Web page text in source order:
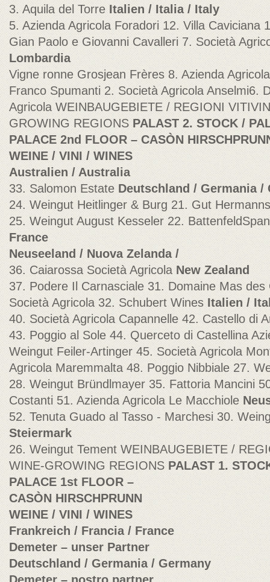
3. Aquila del TorreItalien / Italia / Italy
5. Azienda Agricola Foradori 12. Villa Caviciana
Gian Paolo e Giovanni Cavalleri 7. Società
Lombardia
Vigne ronne Grosjean Frères 8. Azienda
Franco Spumanti 2. Società Agricola Anselmi6.
Agricola WEINBAUGEBIETE / REGIONI
GROWING REGIONSPALAST 2. STOCK /
PALACE 2nd FLOOR – CASÒN
WEINE / VINI / WINES
Australien / Australia
33. Salomon Estate Deutschland / Germania /
24. Weingut Heitlinger & Burg 21. Gut
25. Weingut August Kesseler 22.
France
Neuseeland / Nuova Zelanda /
36. Caiarossa Società Agricola New Zealand
37. Podere Il Carnasciale 31. Domaine Mas
Società Agricola 32. Schubert Wines Italien /
40. Società Agricola Capannelle 42. Castello di
43. Poggio al Sole 44. Querceto di Castellina
Weingut Feiler-Artinger 45. Società Agricola
Agricola Maremmalta 48. Poggio Nibbiale 27.
28. Weingut Bründlmayer 35. Fattoria Mancini
Costanti 51. Azienda Agricola Le Macchiole
52. Tenuta Guado al Tasso - Marchesi 30.
Steiermark
26. Weingut Tement WEINBAUGEBIETE /
WINE-GROWING REGIONSPALAST 1.
PALACE 1st FLOOR –
CASÒN HIRSCHPRUNN
WEINE / VINI / WINES
Frankreich / Francia / France
Demeter – unser Partner
Deutschland / Germania / Germany